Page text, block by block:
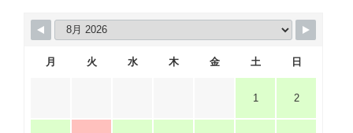
月 火 水 木 金 土 日
1 2